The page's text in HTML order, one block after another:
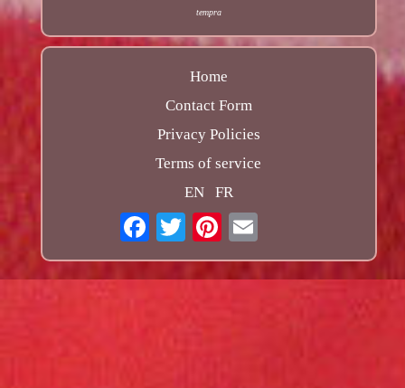
tempra
Home
Contact Form
Privacy Policies
Terms of service
EN
FR